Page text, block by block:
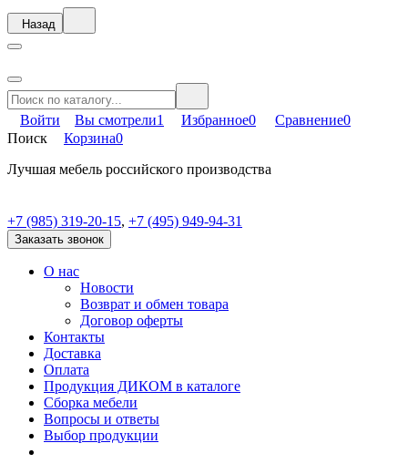
Назад
Войти Вы смотрели1 Избранное0 Сравнение0
Поиск
Корзина0
Лучшая мебель российского производства
+7 (985) 319-20-15, +7 (495) 949-94-31
Заказать звонок
О нас
Новости
Возврат и обмен товара
Договор оферты
Контакты
Доставка
Оплата
Продукция ДИКОМ в каталоге
Сборка мебели
Вопросы и ответы
Выбор продукции